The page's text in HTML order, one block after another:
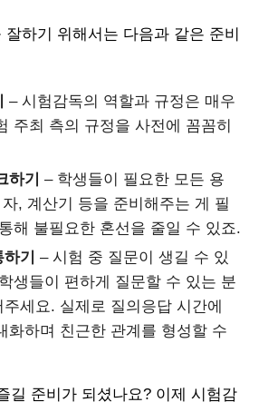
잘하기 위해서는 다음과 같은 준비
– 시험감독의 역할과 규정은 매우
주최 측의 규정을 사전에 꼼꼼히
하기
– 학생들이 필요한 모든 용
, 계산기 등을 준비해주는 게 필
해 불필요한 혼선을 줄일 수 있죠.
기
– 시험 중 질문이 생길 수 있
생들이 편하게 질문할 수 있는 분
세요. 실제로 질의응답 시간에
화하며 친근한 관계를 형성할 수
길 준비가 되셨나요? 이제 시험감